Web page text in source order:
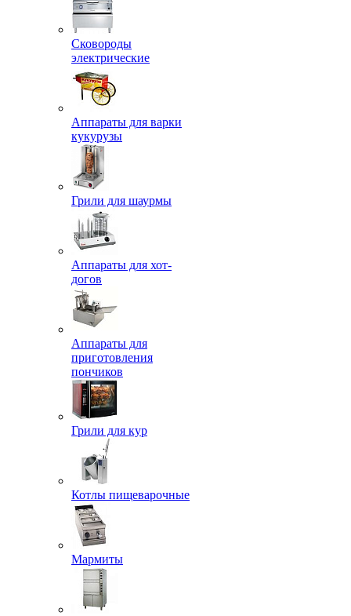
Сковороды
электрические
Аппараты для варки
кукурузы
Грили для шаурмы
Аппараты для хот-
догов
Аппараты для
приготовления
пончиков
Грили для кур
Котлы пищеварочные
Мармиты